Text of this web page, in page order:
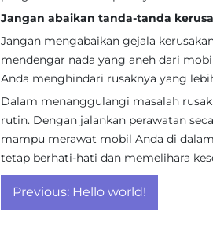
Jangan abaikan tanda-tanda
Jangan mengabaikan gejala
mendengar nada yang aneh dari
Anda menghindari rusaknya yang
Dalam menanggulangi masalah
rutin. Dengan jalankan perawatan
mampu merawat mobil Anda di
tetap berhati-hati dan memelihara
Post
navigation
Previous: Hello world!